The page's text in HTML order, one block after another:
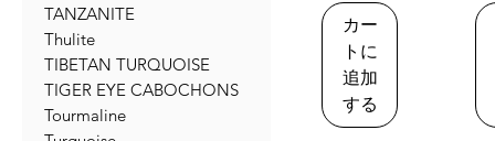
TANZANITE
Thulite
TIBETAN TURQUOISE
TIGER EYE CABOCHONS
Tourmaline
カー
トに
追加
する